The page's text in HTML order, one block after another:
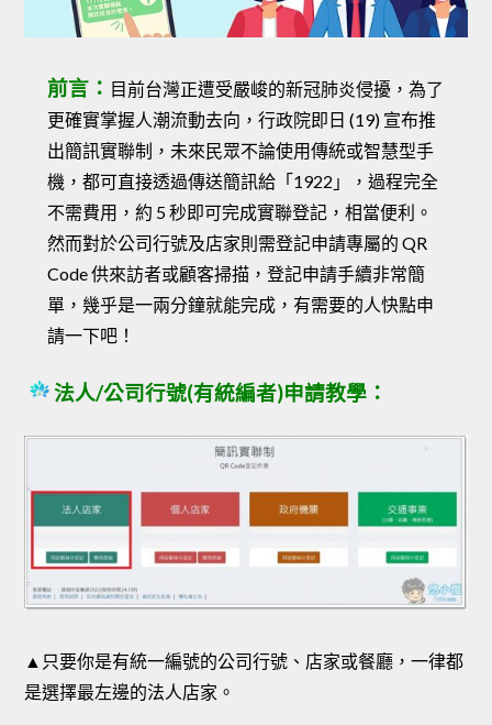
前言： 目前台灣正遭受嚴峻的新冠肺炎侵擾，為了
更確實掌握人潮流動去向，行政院即日 (19) 宣布推
出簡訊實聯制，未來民眾不論使用傳統或智慧型手
機，都可直接透過傳送簡訊給「1922」，過程完全
不需費用，約 5 秒即可完成實聯登記，相當便利。
然而對於公司行號及店家則需登記申請專屬的 QR
Code 供來訪者或顧客掃描，登記申請手續非常簡
單，幾乎是一兩分鐘就能完成，有需要的人快點申
請一下吧！
法人/公司行號(有統編者)申請教學：
▲只要你是有統一編號的公司行號、店家或餐廳，一律都
是選擇最左邊的法人店家。